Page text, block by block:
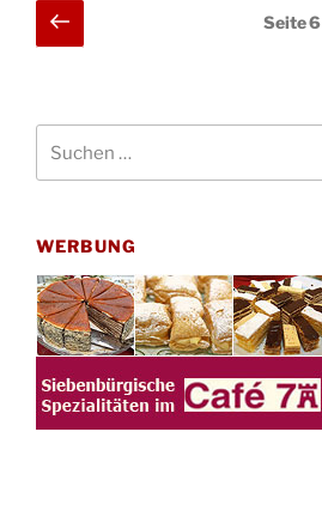
Seitennummerierung
der
Vorherige
Seite
Seite6
nach:
WERBUNG